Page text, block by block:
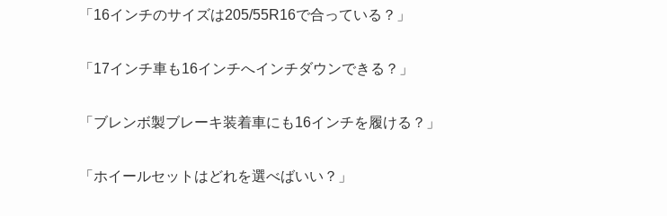
「16インチのサイズは205/55R16で合っている？」
「17インチ車も16インチへインチダウンできる？」
「ブレンボ製ブレーキ装着車にも16インチを履ける？」
「ホイールセットはどれを選べばいい？」